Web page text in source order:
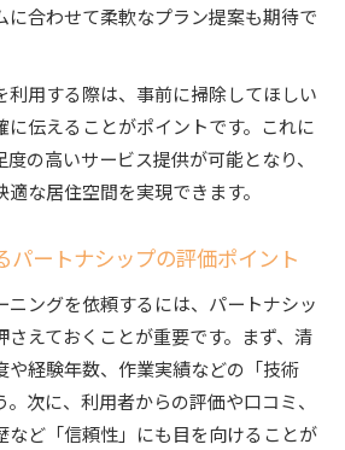
に合わせて柔軟なプラン提案も期待で
利用する際は、事前に掃除してほしい
に伝えることがポイントです。これに
の高いサービス提供が可能となり、
な居住空間を実現できます。
パートナシップの評価ポイント
ニングを依頼するには、パートナシッ
さえておくことが重要です。まず、清
や経験年数、作業実績などの「技術
次に、利用者からの評価や口コミ、
など「信頼性」にも目を向けることが